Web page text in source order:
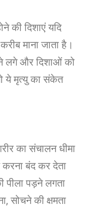
की दिशाएं यदि
माना जाता है।
लगे और दिशाओं को
ये मृत्यु का संकेत
का संचालन धीमा
करना बंद कर देता
पीला पड़ने लगता
सोचने की क्षमता